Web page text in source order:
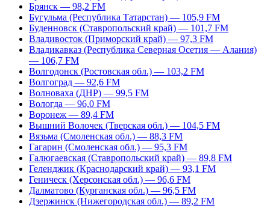
Брянск — 98,2 FM
Бугульма (Республика Татарстан) — 105,9 FM
Буденновск (Ставропольский край) — 101,7 FM
Владивосток (Приморский край) — 97,3 FM
Владикавказ (Республика Северная Осетия — Алания)
— 106,7 FM
Волгодонск (Ростовская обл.) — 103,2 FM
Волгоград — 92,6 FM
Волноваха (ДНР) — 99,5 FM
Вологда — 96,0 FM
Воронеж — 89,4 FM
Вышний Волочек (Тверская обл.) — 104,5 FM
Вязьма (Смоленская обл.) — 88,3 FM
Гагарин (Смоленская обл.) — 95,3 FM
Галюгаевская (Ставропольский край) — 89,8 FM
Геленджик (Краснодарский край) — 93,1 FM
Геническ (Херсонская обл.) — 96,6 FM
Далматово (Курганская обл.) — 96,5 FM
Дзержинск (Нижегородская обл.) — 89,2 FM